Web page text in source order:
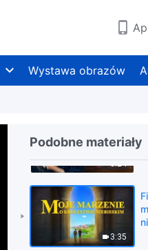
Wystawa obrazów
Podobne materiały
3:24
3:35